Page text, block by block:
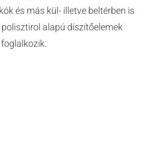
és más kül- illetve beltérben is
alapú díszítőelemek